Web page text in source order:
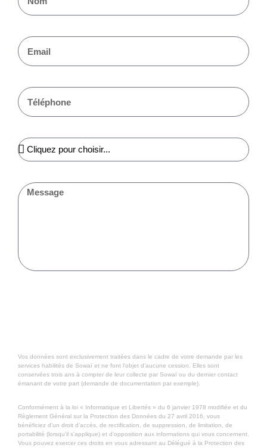
Vos données sont exclusivement traitées dans le cadre de votre demande par les
services habilités de Sowaï et ne font l’objet d’aucune cession. Elles sont
conservées trois ans à compter de leur collecte par Sowaï ou du dernier contact
émanant de votre part (demande de documentation par exemple).
Conformément à la loi « Informatique et Libertés » du 6 janvier 1978 modifiée et du
Règlement Général sur la Protection des Données du 27 avril 2016, vous
bénéficiez d’un droit d’accès, de rectification, de suppression, de limitation, de
portabilité (lorsqu’il s’applique) et d’opposition aux informations qui vous concernent.
Vous pouvez exercer ces droits en vous adressant au Délégué à la Protection des